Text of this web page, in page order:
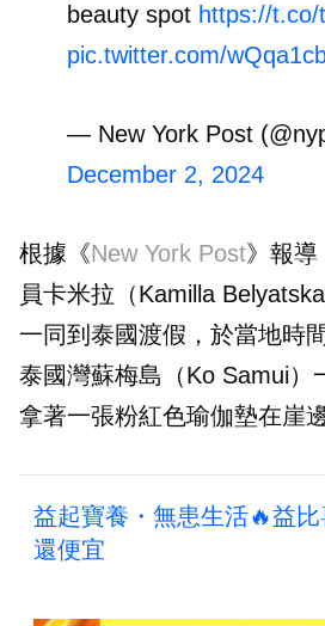
beauty spot https://
pic.twitter.com/
— New York Post
December 2, 2024
根據《New York Post》報導
員卡米拉（Kamilla
一同到泰國渡假，於當地時
泰國灣蘇梅島（Ko Samui）
拿著一張粉紅色瑜伽墊在崖
益起寶養・無患生活🔥益
還便宜